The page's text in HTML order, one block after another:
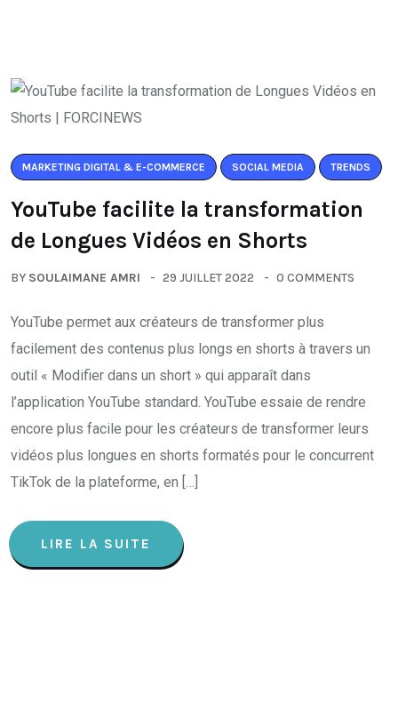
MARKETING DIGITAL & E-COMMERCE SOCIAL MEDIA TRENDS
YouTube facilite la transformation
de Longues Vidéos en Shorts
BY SOULAIMANE AMRI 29 JUILLET 2022 0 COMMENTS
YouTube permet aux créateurs de transformer plus
facilement des contenus plus longs en shorts à travers un
outil « Modifier dans un short » qui apparaît dans
l’application YouTube standard. YouTube essaie de rendre
encore plus facile pour les créateurs de transformer leurs
vidéos plus longues en shorts formatés pour le concurrent
TikTok de la plateforme, en […]
LIRE LA SUITE